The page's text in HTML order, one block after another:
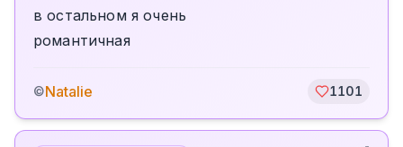
в остальном я очень
романтичная
©Natalie 1101